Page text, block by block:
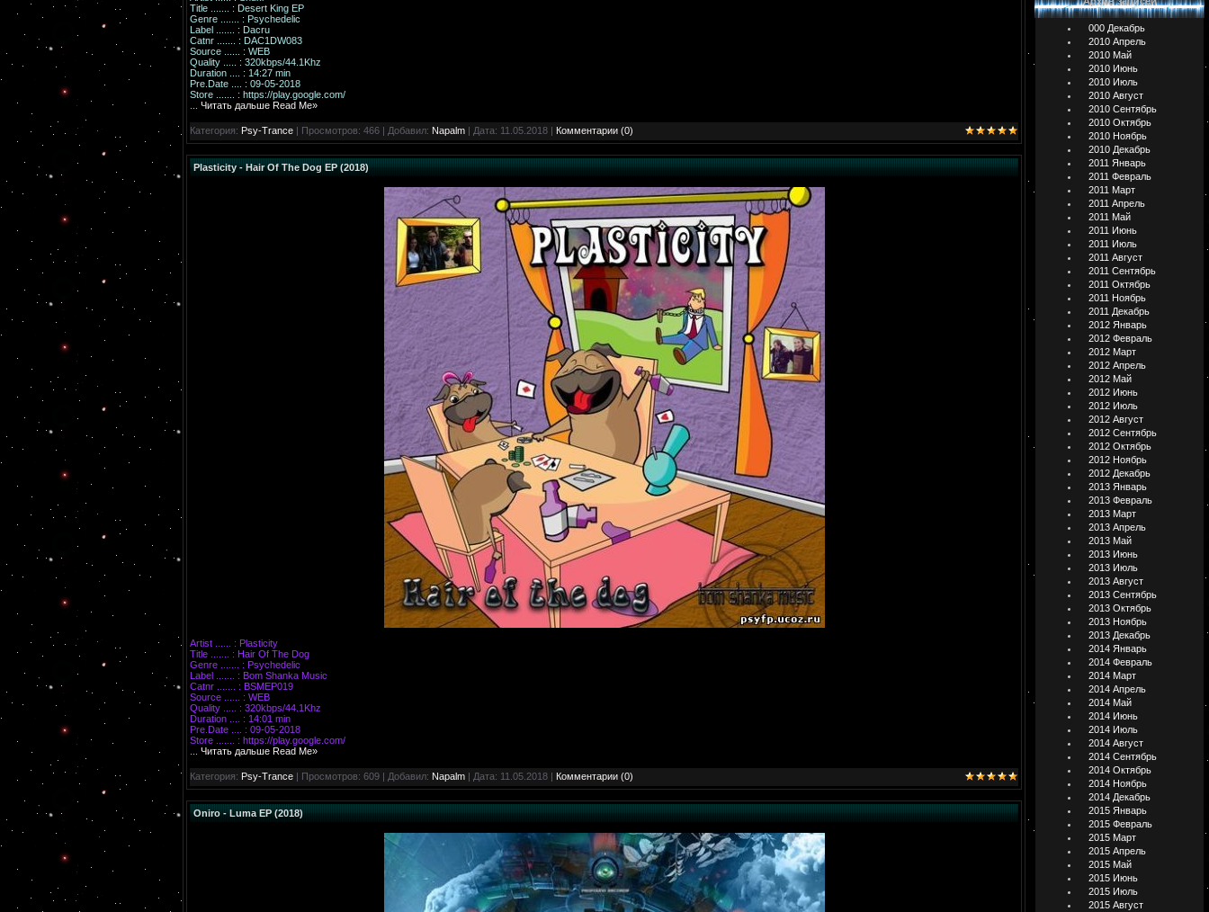
Title ....... : Desert King EP
Genre ....... : Psychedelic
Label ....... : Dacru
Catnr ....... : DAC1DW083
Source ...... : WEB
Quality ..... : 320kbps/44.1Khz
Duration .... : 14:27 min
Pre.Date .... : 09-05-2018
Store ....... : https://play.google.com/
Читать дальше Read Me»
Категория: Psy-Trance | Просмотров: 466 | Добавил: Napalm | Дата: 11.05.2018 | Комментарии (0)
Plasticity - Hair Of The Dog EP (2018)
Artist ...... : Plasticity
Title ....... : Hair Of The Dog
Genre ....... : Psychedelic
Label ....... : Bom Shanka Music
Catnr ....... : BSMEP019
Source ...... : WEB
Quality ..... : 320kbps/44.1Khz
Duration .... : 14:01 min
Pre.Date .... : 09-05-2018
Store ....... : https://play.google.com/
Читать дальше Read Me»
Категория: Psy-Trance | Просмотров: 609 | Добавил: Napalm | Дата: 11.05.2018 | Комментарии (0)
Oniro - Luma EP (2018)
000 Декабрь
2010 Апрель
2010 Май
2010 Июнь
2010 Июль
2010 Август
2010 Сентябрь
2010 Октябрь
2010 Ноябрь
2010 Декабрь
2011 Январь
2011 Февраль
2011 Март
2011 Апрель
2011 Май
2011 Июнь
2011 Июль
2011 Август
2011 Сентябрь
2011 Октябрь
2011 Ноябрь
2011 Декабрь
2012 Январь
2012 Февраль
2012 Март
2012 Апрель
2012 Май
2012 Июнь
2012 Июль
2012 Август
2012 Сентябрь
2012 Октябрь
2012 Ноябрь
2012 Декабрь
2013 Январь
2013 Февраль
2013 Март
2013 Апрель
2013 Май
2013 Июнь
2013 Июль
2013 Август
2013 Сентябрь
2013 Октябрь
2013 Ноябрь
2013 Декабрь
2014 Январь
2014 Февраль
2014 Март
2014 Апрель
2014 Май
2014 Июнь
2014 Июль
2014 Август
2014 Сентябрь
2014 Октябрь
2014 Ноябрь
2014 Декабрь
2015 Январь
2015 Февраль
2015 Март
2015 Апрель
2015 Май
2015 Июнь
2015 Июль
2015 Август